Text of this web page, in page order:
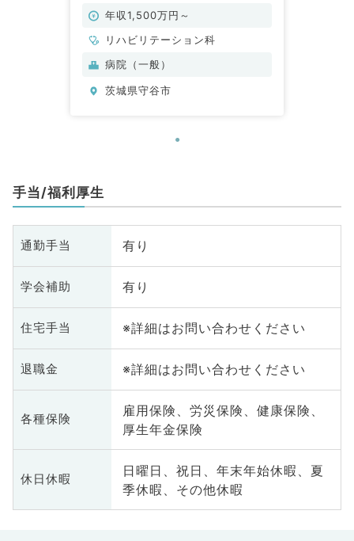
テーション科・常勤）
年収1,500万円～
リハビリテーション科
病院（一般）
茨城県守谷市
手当/福利厚生
通勤手当 有り
学会補助 有り
住宅手当 ※詳細はお問い合わせください
退職金 ※詳細はお問い合わせください
各種保険
雇用保険、労災保険、健康保険、
厚生年金保険
休日休暇
日曜日、祝日、年末年始休暇、夏
季休暇、その他休暇